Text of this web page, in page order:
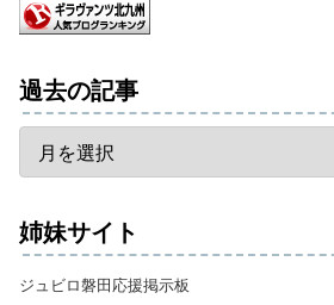
過去の記事
姉妹サイト
ジュビロ磐田応援掲示板